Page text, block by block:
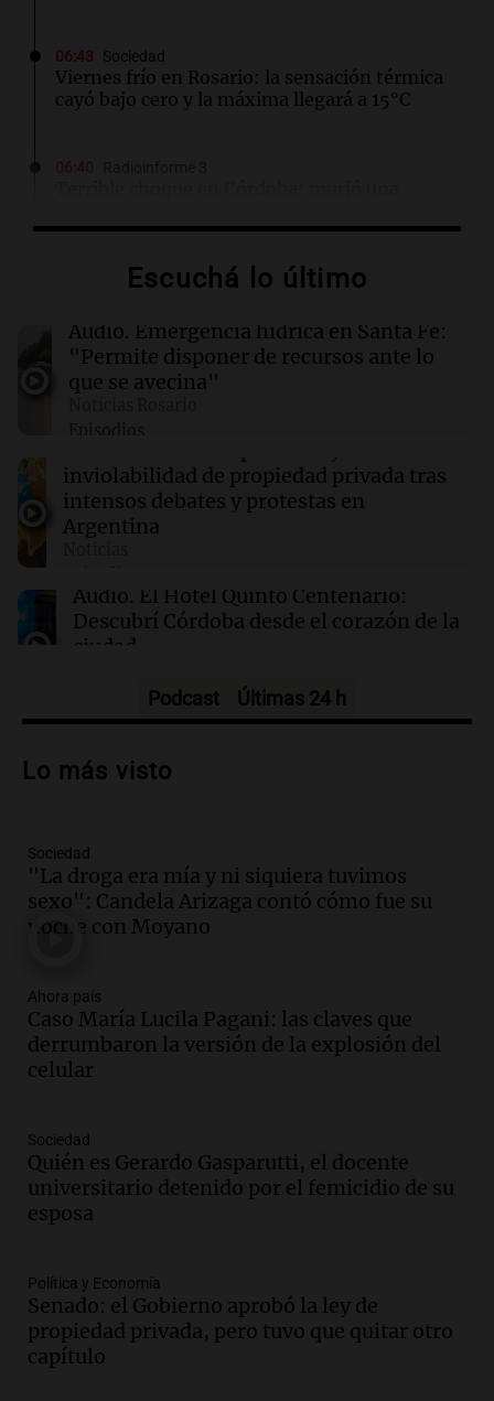
06:43 Sociedad
Viernes frío en Rosario: la sensación térmica
cayó bajo cero y la máxima llegará a 15°C
Mundo
minorista ruso en los Urales tras reciente
ataque
Senado: el Gobierno aprobó la ley de
propiedad privada, pero tuvo que quitar otro
capítulo
Hadrian, la startup de defensa, recauda $1.37
mil millones y alcanza una valoración de $8
mil millones
Escuchá lo último
Audio. Emergencia hídrica en Santa Fe:
"Permite disponer de recursos ante lo
que se avecina"
Episodios
inviolabilidad de propiedad privada tras
intensos debates y protestas en
Argentina
Audio. El Hotel Quinto Centenario:
Descubrí Córdoba desde el corazón de la
ciudad
celebración de San Cayetano en Rosario
Audio.
nueva tarifa del 2,3% activa desde el 9
de julio de 2026
Panorama Federal
Audio.
casi 1.500 llamados por fuertes vientos
de hasta 90 km/h
Panorama Federal
fitosanitarios y su impacto en la
sustentabilidad agrícola en Argentina
Panorama Federal
Episodios
finaliza con buenas reservas de
humedad en todo el país
Panorama Federal
Episodios
Podcast Últimas 24 h
Lo más visto
Sociedad
"La droga era mía y ni siquiera tuvimos
sexo": Candela Arizaga contó cómo fue su
noche con Moyano
Ahora país
Caso María Lucila Pagani: las claves que
derrumbaron la versión de la explosión del
celular
Sociedad
Quién es Gerardo Gasparutti, el docente
universitario detenido por el femicidio de su
esposa
Política y Economía
Senado: el Gobierno aprobó la ley de
propiedad privada, pero tuvo que quitar otro
capítulo